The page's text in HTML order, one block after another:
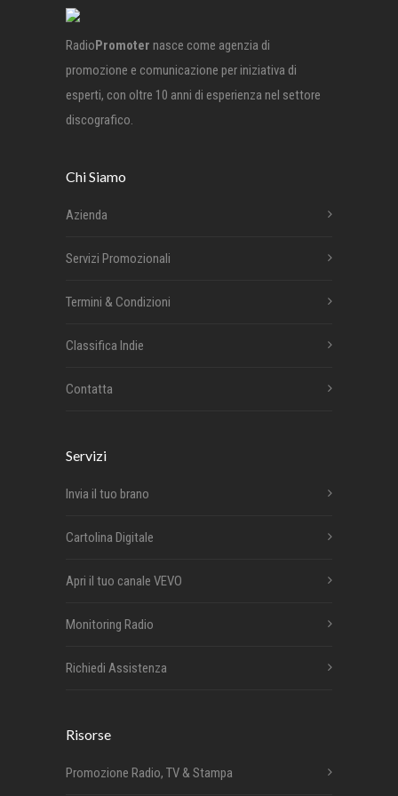
RadioPromoter nasce come agenzia di
promozione e comunicazione per iniziativa di
esperti, con oltre 10 anni di esperienza nel settore
discografico.
Chi Siamo
Azienda
Servizi Promozionali
Termini & Condizioni
Classifica Indie
Contatta
Servizi
Invia il tuo brano
Cartolina Digitale
Apri il tuo canale VEVO
Monitoring Radio
Richiedi Assistenza
Risorse
Promozione Radio, TV & Stampa